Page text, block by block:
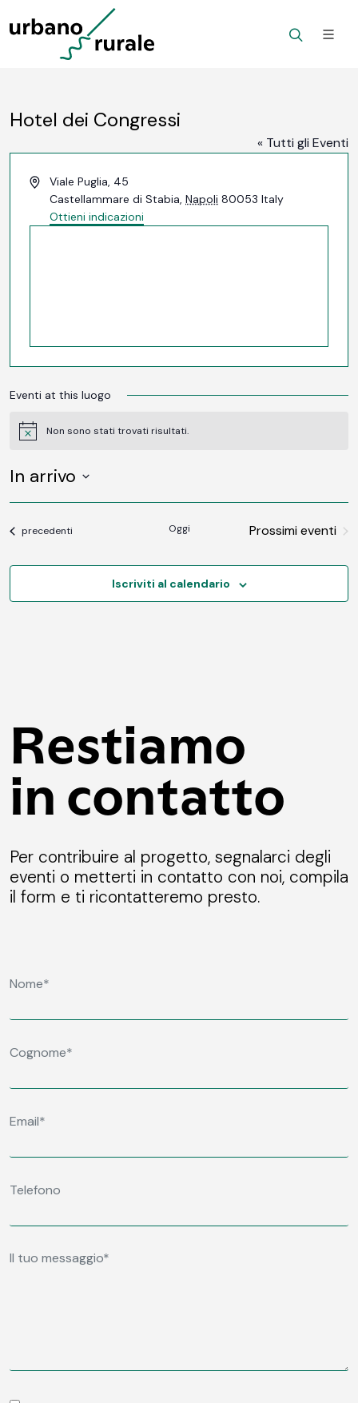
Hotel dei Congressi
« Tutti gli Eventi
IndirizzoViale Puglia, 45
Castellammare di Stabia, Napoli 80053 Italy
Ottieni indicazioni
Eventi at this luogo
NoticeNon sono stati trovati risultati.
In arrivo
DATA.
Eventi
precedenti Oggi Prossimi eventi
Iscriviti al calendario
Restiamo
in contatto
Per contribuire al progetto, segnalarci degli
eventi o metterti in contatto con noi, compila
il form e ti ricontatteremo presto.